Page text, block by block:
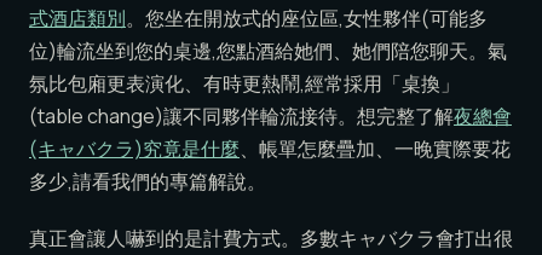
式酒店類別。您坐在開放式的座位區,女性夥伴(可能多
位)輪流坐到您的桌邊,您點酒給她們、她們陪您聊天。氣
氛比包廂更表演化、有時更熱鬧,經常採用「桌換」
(table change)讓不同夥伴輪流接待。想完整了解夜總會
(キャバクラ)究竟是什麼、帳單怎麼疊加、一晚實際要花
多少,請看我們的專篇解說。
真正會讓人嚇到的是計費方式。多數キャバクラ會打出很